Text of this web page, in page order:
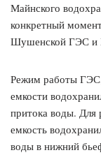
Майнского
конкретный
Шушенской ГЭС и
Режим работы ГЭС,
емкости
притока воды.
емкость
воды в нижний